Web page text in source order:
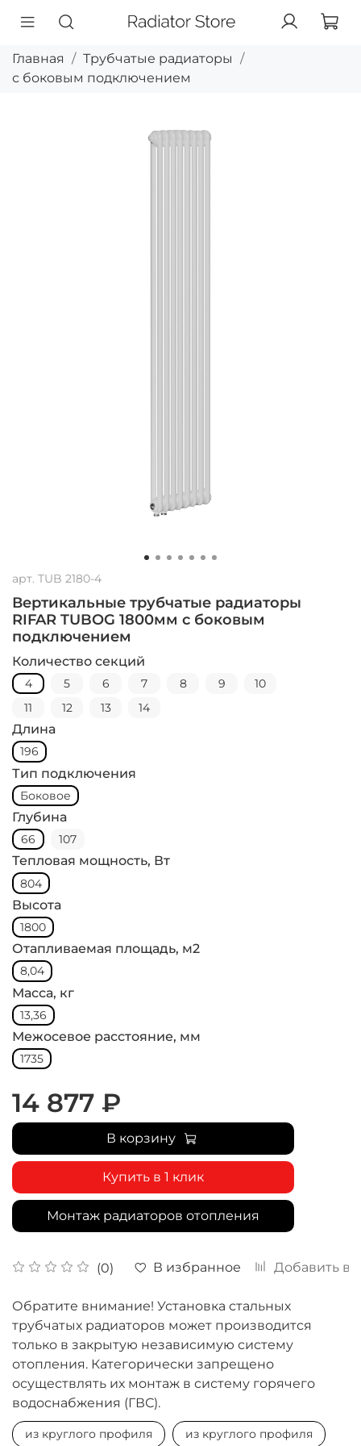
Главная
Трубчатые радиаторы
с боковым подключением
арт. TUB 2180-4
Вертикальные трубчатые радиаторы
RIFAR TUBOG 1800мм с боковым
подключением
(0) В избранное Добавить в
Количество секций
4 5 6 7 8 9
10
11
12 13 14
Длина
196
Тип подключения
Боковое
Глубина
66 107
Тепловая мощность, Вт
804
Высота
1800
Отапливаемая площадь, м2
8,04
Масса, кг
13,36
Межосевое расстояние, мм
1735
14 877 ₽
В корзину
Купить в 1 клик
Монтаж радиаторов отопления
Обратите внимание! Установка стальных
трубчатых радиаторов может производится
только в закрытую независимую систему
отопления. Категорически запрещено
осуществлять их монтаж в систему горячего
водоснабжения (ГВС).
из круглого профиля из круглого профиля